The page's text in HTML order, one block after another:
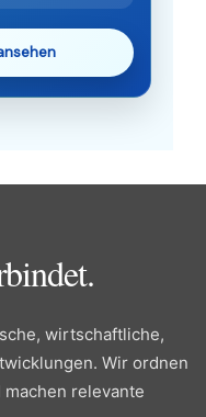
wirtschaftliche,
Wir ordnen
relevante